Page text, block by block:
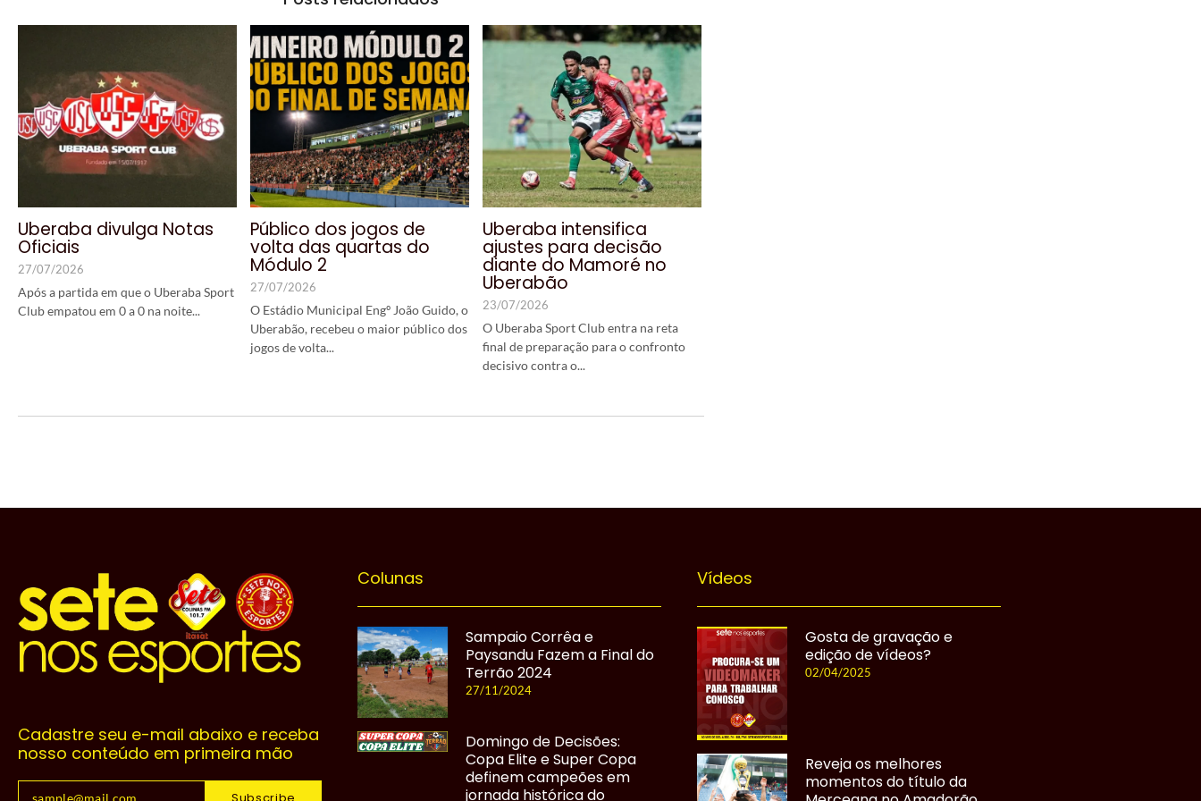
Uberaba divulga Notas
Oficiais
27/07/2026
Após a partida em que o Uberaba Sport
Club empatou em 0 a 0 na noite...
Público dos jogos de
volta das quartas do
Módulo 2
27/07/2026
O Estádio Municipal Engº João Guido, o
Uberabão, recebeu o maior público dos
jogos de volta...
Uberaba intensifica
ajustes para decisão
diante do Mamoré no
Uberabão
23/07/2026
O Uberaba Sport Club entra na reta
final de preparação para o confronto
decisivo contra o...
Cadastre seu e-mail abaixo e receba
nosso conteúdo em primeira mão
Colunas
Sampaio Corrêa e
Paysandu Fazem a Final do
Terrão 2024
27/11/2024
Domingo de Decisões:
Copa Elite e Super Copa
definem campeões em
jornada histórica do
Vídeos
Gosta de gravação e
edição de vídeos?
02/04/2025
Reveja os melhores
momentos do título da